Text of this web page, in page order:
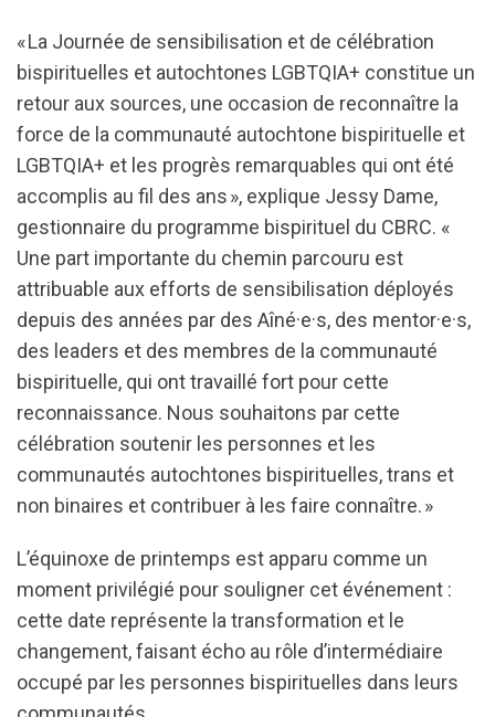
« La Journée de sensibilisation et de célébration
bispirituelles et autochtones LGBTQIA+ constitue un
retour aux sources, une occasion de reconnaître la
force de la communauté autochtone bispirituelle et
LGBTQIA+ et les progrès remarquables qui ont été
accomplis au fil des ans », explique Jessy Dame,
gestionnaire du programme bispirituel du CBRC. «
Une part importante du chemin parcouru est
attribuable aux efforts de sensibilisation déployés
depuis des années par des Aîné·e·s, des mentor·e·s,
des leaders et des membres de la communauté
bispirituelle, qui ont travaillé fort pour cette
reconnaissance. Nous souhaitons par cette
célébration soutenir les personnes et les
communautés autochtones bispirituelles, trans et
non binaires et contribuer à les faire connaître. »
L’équinoxe de printemps est apparu comme un
moment privilégié pour souligner cet événement :
cette date représente la transformation et le
changement, faisant écho au rôle d’intermédiaire
occupé par les personnes bispirituelles dans leurs